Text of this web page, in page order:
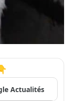
Actualités